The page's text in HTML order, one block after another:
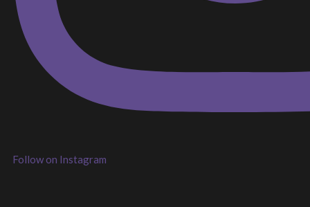
Follow on Instagram